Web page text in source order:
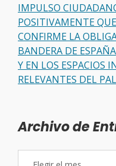
IMPULSO
POSITIVAMENTE
CONFIRME LA
BANDERA DE
Y EN LOS ESPACIOS
RELEVANTES DEL
Archivo de